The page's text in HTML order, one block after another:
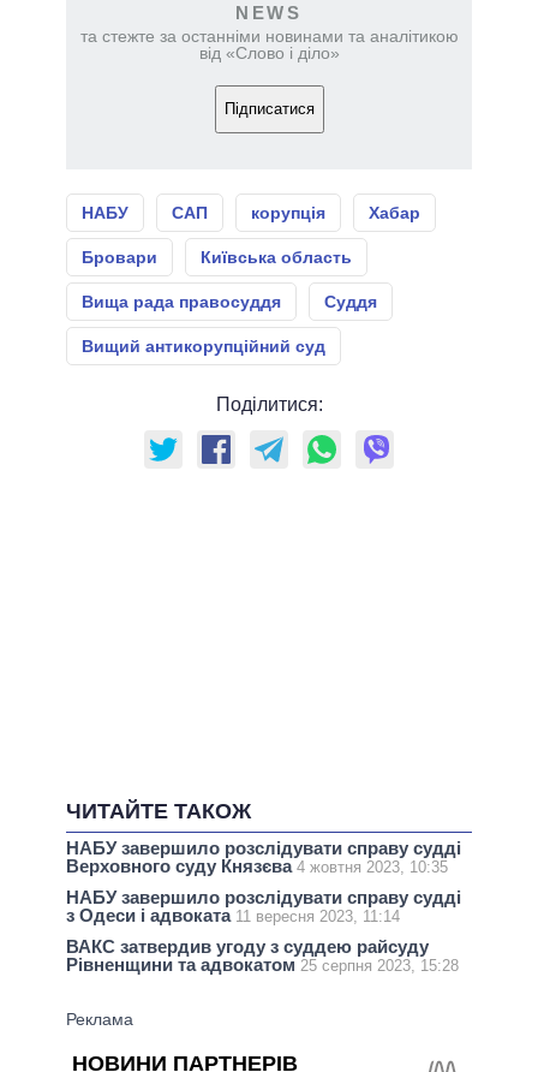
NEWS
та стежте за останніми новинами та аналітикою
від «Слово і діло»
Підписатися
НАБУ САП корупція Хабар
Бровари Київська область
Вища рада правосуддя Суддя
Вищий антикорупційний суд
Поділитися:
ЧИТАЙТЕ ТАКОЖ
НАБУ завершило розслідувати справу судді
Верховного суду Князєва 4 жовтня 2023, 10:35
НАБУ завершило розслідувати справу судді
з Одеси і адвоката 11 вересня 2023, 11:14
ВАКС затвердив угоду з суддею райсуду
Рівненщини та адвокатом 25 серпня 2023, 15:28